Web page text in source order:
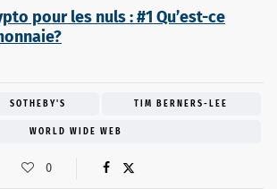
pour les nuls : #1 Qu’est-ce
SOTHEBY'S TIM BERNERS-LEE
WORLD WIDE WEB
0